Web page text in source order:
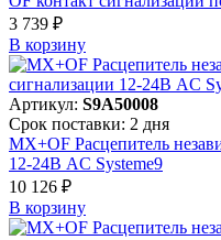
3 739 ₽
В корзинy
Артикул: S9A50008
Срок поставки: 2 дня
MX+OF Расцепитель
12-24В AC Systeme9
10 126 ₽
В корзинy